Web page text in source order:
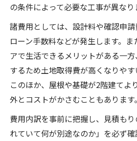
の条件によって必要な工事が異なり
諸費用としては、設計料や確認申
ローン手数料などが発生します。
アで生活できるメリットがある一
するため土地取得費が高くなりやす
このほか、屋根や基礎が2階建てよ
外とコストがかさむこともあります。
費用内訳を事前に把握し、見積も
れていて何が別途なのか」を必ず